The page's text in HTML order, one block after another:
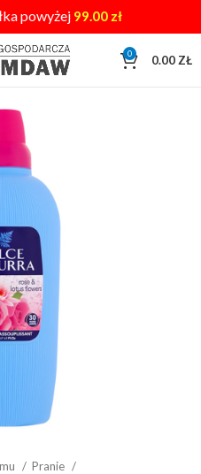
powyżej 99.00 zł
0 0.00 ZŁ
Pranie